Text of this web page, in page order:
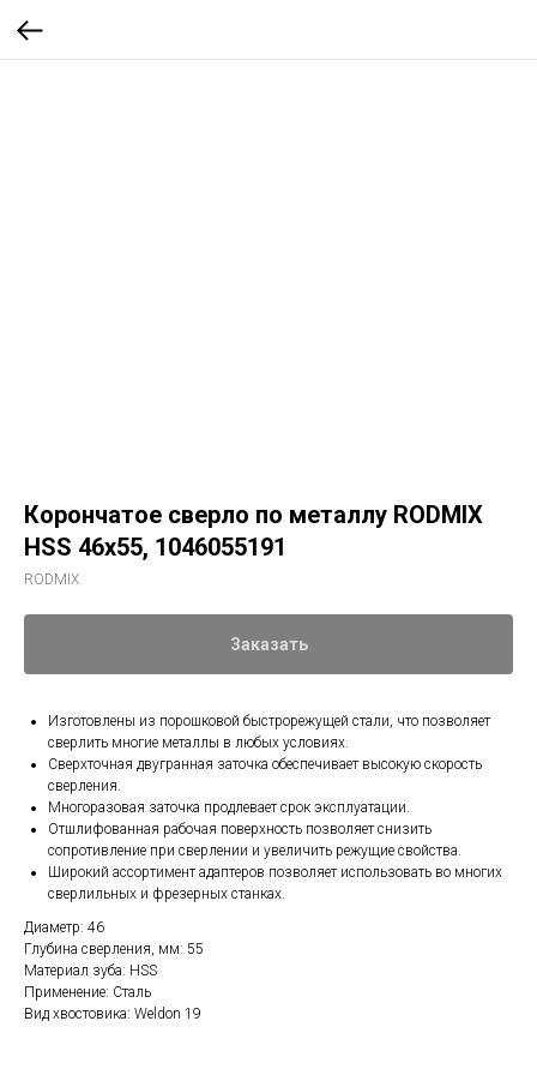
Корончатое сверло по металлу RODMIX
HSS 46х55, 1046055191
RODMIX
Заказать
Изготовлены из порошковой быстрорежущей стали, что позволяет
сверлить многие металлы в любых условиях.
Сверхточная двугранная заточка обеспечивает высокую скорость
сверления.
Многоразовая заточка продлевает срок эксплуатации.
Отшлифованная рабочая поверхность позволяет снизить
сопротивление при сверлении и увеличить режущие свойства.
Широкий ассортимент адаптеров позволяет использовать во многих
сверлильных и фрезерных станках.
Диаметр: 46
Глубина сверления, мм: 55
Материал зуба: HSS
Применение: Сталь
Вид хвостовика: Weldon 19